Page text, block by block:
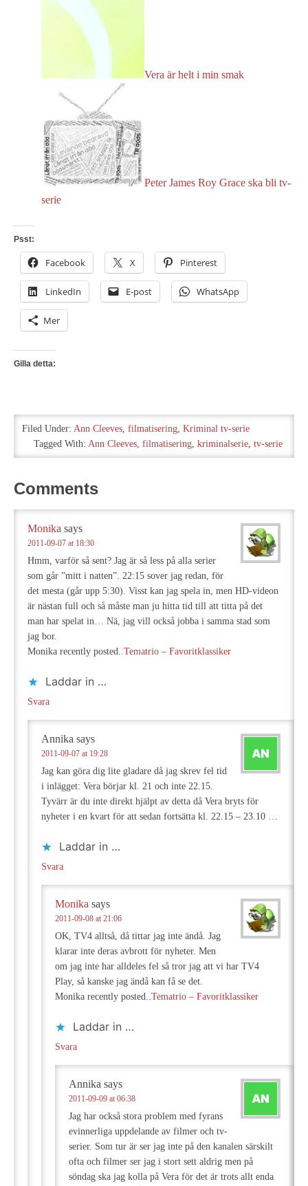
Vera är helt i min smak
Peter James Roy Grace ska bli tv-
serie
Psst:
Facebook X Pinterest
LinkedIn E-post WhatsApp
Mer
Gilla detta:
Filed Under: Ann Cleeves, filmatisering, Kriminal tv-serie
Tagged With: Ann Cleeves, filmatisering, kriminalserie, tv-serie
Comments
Monika says
2011-09-07 at 18:30
Hmm, varför så sent? Jag är så less på alla serier
som går ”mitt i natten”. 22:15 sover jag redan, för
det mesta (går upp 5:30). Visst kan jag spela in, men HD-videon
är nästan full och så måste man ju hitta tid till att titta på det
man har spelat in… Nä, jag vill också jobba i samma stad som
jag bor.
Monika recently posted..Tematrio – Favoritklassiker
Laddar in …
Svara
Annika says
2011-09-07 at 19:28
Jag kan göra dig lite gladare då jag skrev fel tid
i inlägget: Vera börjar kl. 21 och inte 22.15.
Tyvärr är du inte direkt hjälpt av detta då Vera bryts för
nyheter i en kvart för att sedan fortsätta kl. 22.15 – 23.10 …
Laddar in …
Svara
Monika says
2011-09-08 at 21:06
OK, TV4 alltså, då tittar jag inte ändå. Jag
klarar inte deras avbrott för nyheter. Men
om jag inte har alldeles fel så tror jag att vi har TV4
Play, så kanske jag ändå kan få se det.
Monika recently posted..Tematrio – Favoritklassiker
Laddar in …
Svara
Annika says
2011-09-09 at 06:38
Jag har också stora problem med fyrans
evinnerliga uppdelande av filmer och tv-
serier. Som tur är ser jag inte på den kanalen särskilt
ofta och filmer ser jag i stort sett aldrig men på
söndag ska jag kolla på Vera för det är trots allt enda